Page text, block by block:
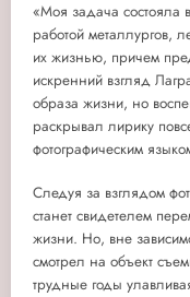
«Моя задача состояла
работой металлургов,
их жизнью, причем
искренний взгляд
образа жизни, но
раскрывал лирику
фотографическим
Следуя за взглядом
станет свидетелем
жизни. Но, вне
смотрел на объект
трудные годы